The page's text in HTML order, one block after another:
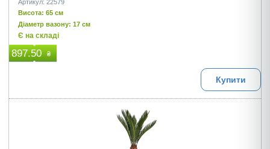
Артикул: 22579
Висота: 65 см
Діаметр вазону: 17 см
Є на складі
897.50 ₴
Купити